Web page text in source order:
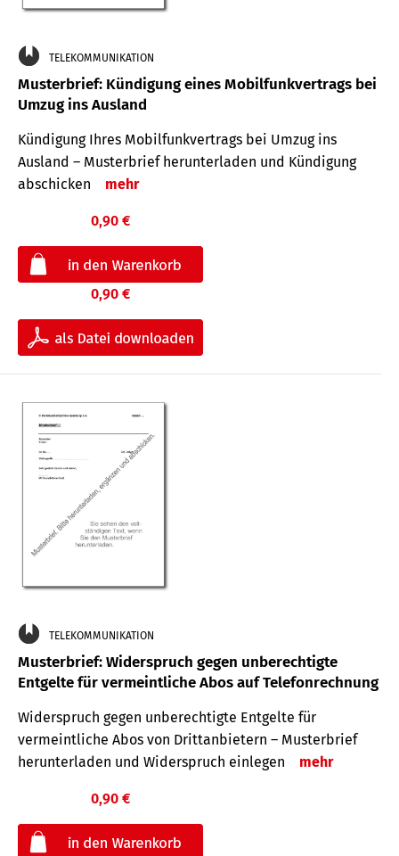
TELEKOMMUNIKATION
Musterbrief: Kündigung eines Mobilfunkvertrags bei
Umzug ins Ausland
Kündigung Ihres Mobilfunkvertrags bei Umzug ins
Ausland – Musterbrief herunterladen und Kündigung
abschicken
mehr
0,90 €
0,90 €
TELEKOMMUNIKATION
Musterbrief: Widerspruch gegen unberechtigte
Entgelte für vermeintliche Abos auf Telefonrechnung
Widerspruch gegen unberechtigte Entgelte für
vermeintliche Abos von Drittanbietern – Musterbrief
herunterladen und Widerspruch einlegen
mehr
0,90 €